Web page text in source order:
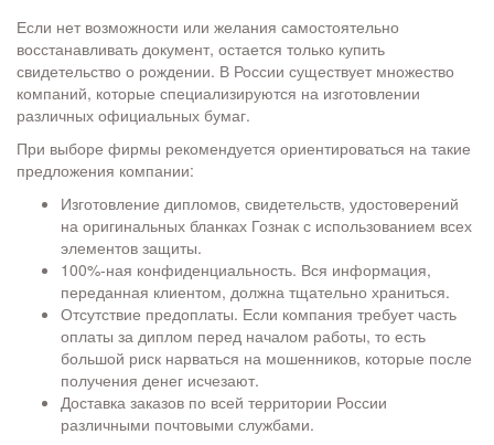
Если нет возможности или желания самостоятельно
восстанавливать документ, остается только купить
свидетельство о рождении. В России существует множество
компаний, которые специализируются на изготовлении
различных официальных бумаг.
При выборе фирмы рекомендуется ориентироваться на такие
предложения компании:
Изготовление дипломов, свидетельств, удостоверений
на оригинальных бланках Гознак с использованием всех
элементов защиты.
100%-ная конфиденциальность. Вся информация,
переданная клиентом, должна тщательно храниться.
Отсутствие предоплаты. Если компания требует часть
оплаты за диплом перед началом работы, то есть
большой риск нарваться на мошенников, которые после
получения денег исчезают.
Доставка заказов по всей территории России
различными почтовыми службами.